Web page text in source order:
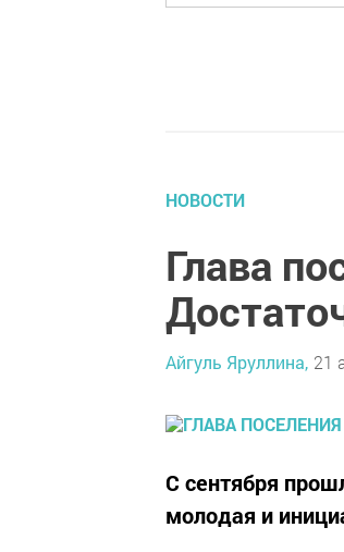
НОВОСТИ
Глава
Айгуль Яруллина, 21
С сентября
молодая и